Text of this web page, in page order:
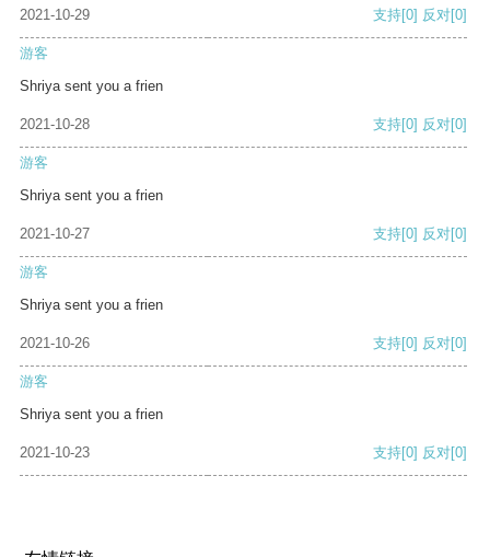
2021-10-29 支持[0] 反对[0]
游客
Shriya sent you a frien
2021-10-28 支持[0] 反对[0]
游客
Shriya sent you a frien
2021-10-27 支持[0] 反对[0]
游客
Shriya sent you a frien
2021-10-26 支持[0] 反对[0]
游客
Shriya sent you a frien
2021-10-23 支持[0] 反对[0]